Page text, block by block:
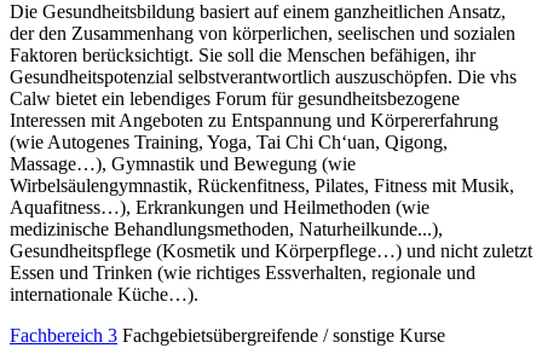
Die Gesundheitsbildung basiert auf einem ganzheitlichen Ansatz,
der den Zusammenhang von körperlichen, seelischen und sozialen
Faktoren berücksichtigt. Sie soll die Menschen befähigen, ihr
Gesundheitspotenzial selbstverantwortlich auszuschöpfen. Die vhs
Calw bietet ein lebendiges Forum für gesundheitsbezogene
Interessen mit Angeboten zu Entspannung und Körpererfahrung
(wie Autogenes Training, Yoga, Tai Chi Ch‘uan, Qigong,
Massage…), Gymnastik und Bewegung (wie
Wirbelsäulengymnastik, Rückenfitness, Pilates, Fitness mit Musik,
Aquafitness…), Erkrankungen und Heilmethoden (wie
medizinische Behandlungsmethoden, Naturheilkunde...),
Gesundheitspflege (Kosmetik und Körperpflege…) und nicht zuletzt
Essen und Trinken (wie richtiges Essverhalten, regionale und
internationale Küche…).
Fachbereich 3 Fachgebietsübergreifende / sonstige Kurse